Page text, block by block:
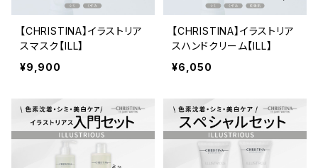
【CHRISTINA】イラストリア
スマスク【ILL】
¥9,900
【CHRISTINA】イラストリア
スハンドクリーム【ILL】
¥6,050